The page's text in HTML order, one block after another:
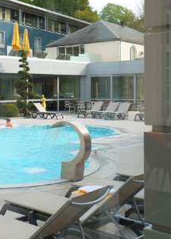
CHAUDFONTAINE
80 67
HIERTE KLIKKEN